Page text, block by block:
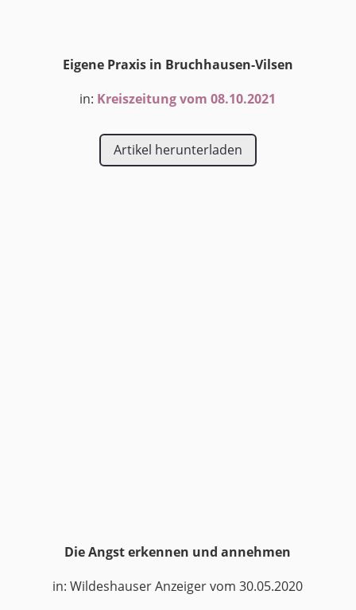
Eigene Praxis in Bruchhausen-Vilsen
in: Kreiszeitung vom 08.10.2021
Artikel herunterladen
Die Angst erkennen und annehmen
in: Wildeshauser Anzeiger vom 30.05.2020